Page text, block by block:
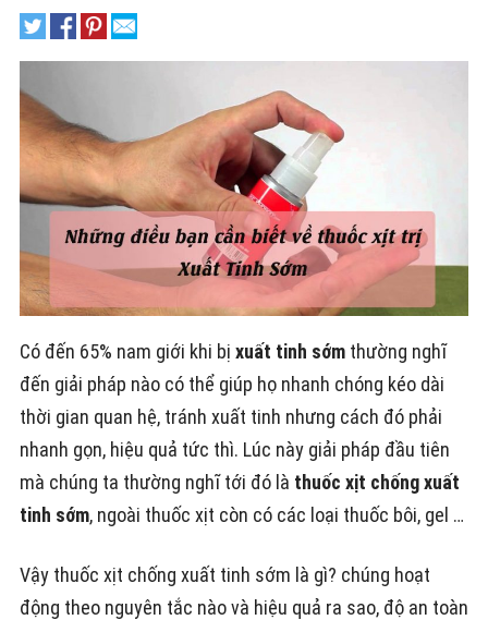
Có đến 65% nam giới khi bị xuất tinh sớmthường nghĩ
đến giải pháp nào có thể giúp họ nhanh chóng kéo dài
thời gian quan hệ, tránh xuất tinh nhưng cách đó phải
nhanh gọn, hiệu quả tức thì. Lúc này giải pháp đầu tiên
mà chúng ta thường nghĩ tới đó là thuốc xịt chống xuất
tinh sớm, ngoài thuốc xịt còn có các loại thuốc bôi, gel …
Vậy thuốc xịt chống xuất tinh sớm là gì? chúng hoạt
động theo nguyên tắc nào và hiệu quả ra sao, độ an toàn